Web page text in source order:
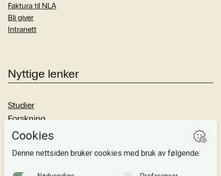
Faktura til NLA
Bli giver
Intranett
Nyttige lenker
Studier
Forskning
Om oss
Si fra!